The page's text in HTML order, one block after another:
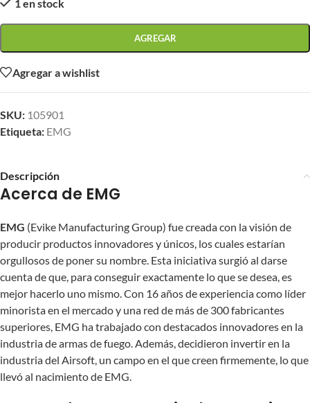
1 en stock
AGREGAR
Agregar a wishlist
SKU: 105901
Etiqueta: EMG
Descripción
Acerca de EMG
EMG (Evike Manufacturing Group) fue creada con la visión de
producir productos innovadores y únicos, los cuales estarían
orgullosos de poner su nombre. Esta iniciativa surgió al darse
cuenta de que, para conseguir exactamente lo que se desea, es
mejor hacerlo uno mismo. Con 16 años de experiencia como líder
minorista en el mercado y una red de más de 300 fabricantes
superiores, EMG ha trabajado con destacados innovadores en la
industria de armas de fuego. Además, decidieron invertir en la
industria del Airsoft, un campo en el que creen firmemente, lo que
llevó al nacimiento de EMG.